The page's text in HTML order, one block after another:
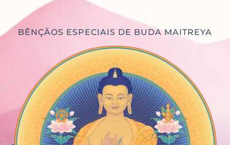
BÊNÇÃOS ESPECIAIS DE BUDA MAITREYA